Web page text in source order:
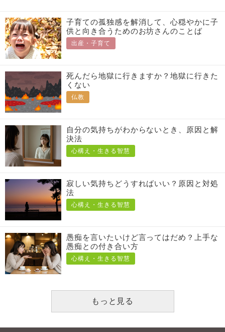
子育ての孤独感を解消して、心穏やかに子
供と向き合うためのお坊さんのことば
出産・子育て
死んだら地獄に行きますか？地獄に行きた
くない
仏教
自分の気持ちがわからないとき、原因と解
決法
心構え・生きる智慧
寂しい気持ちどうすればいい？原因と対処
法
心構え・生きる智慧
愚痴を言いたいけど言ってはだめ？上手な
愚痴との付き合い方
心構え・生きる智慧
もっと見る